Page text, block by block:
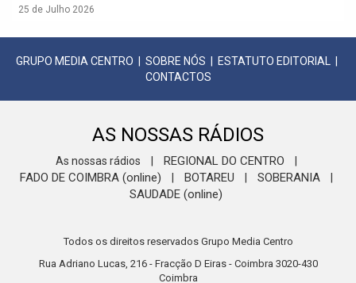
25 de Julho 2026
GRUPO MEDIA CENTRO SOBRE NÓS ESTATUTO EDITORIAL
CONTACTOS
AS NOSSAS RÁDIOS
As nossas rádios REGIONAL DO CENTRO
FADO DE COIMBRA (online) BOTAREU SOBERANIA
SAUDADE (online)
Todos os direitos reservados Grupo Media Centro
Rua Adriano Lucas, 216 - Fracção D Eiras - Coimbra 3020-430
Coimbra